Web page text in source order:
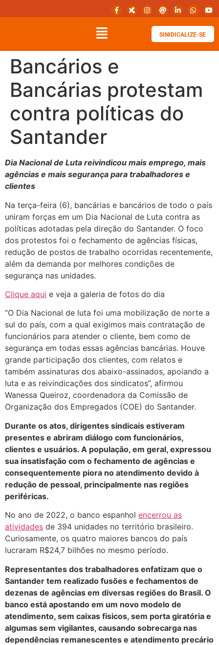
SINIDICALIZE-SE
Bancários e
Bancárias protestam
contra políticas do
Santander
Dia Nacional de Luta reivindicou mais emprego, mais
agências e mais segurança para trabalhadores e
clientes
Na terça-feira (6), bancárias e bancários de todo o país
uniram forças em um Dia Nacional de Luta contra as
políticas adotadas pela direção do Santander. O foco
dos protestos foi o fechamento de agências físicas,
redução de postos de trabalho ocorridas recentemente,
além da demanda por melhores condições de
segurança nas unidades.
Clique aqui e veja a galeria de fotos do dia
“O Dia Nacional de luta foi uma mobilização de norte a
sul do país, com a qual exigimos mais contratação de
funcionários para atender o cliente, bem como de
segurança em todas essas agências bancárias. Houve
grande participação dos clientes, com relatos e
também assinaturas dos abaixo-assinados, apoiando a
luta e as reivindicações dos sindicatos”, afirmou
Wanessa Queiroz, coordenadora da Comissão de
Organização dos Empregados (COE) do Santander.
Durante os atos, dirigentes sindicais estiveram
presentes e abriram diálogo com funcionários,
clientes e usuários. A população, em geral, expressou
sua insatisfação com o fechamento de agências e
consequentemente piora no atendimento devido à
redução de pessoal, principalmente nas regiões
periféricas.
No ano de 2022, o banco espanhol encerrou as
atividades de 394 unidades no território brasileiro.
Curiosamente, os quatro maiores bancos do país
lucraram R$24,7 bilhões no mesmo período.
Representantes dos trabalhadores enfatizam que o
Santander tem realizado fusões e fechamentos de
dezenas de agências em diversas regiões do Brasil. O
banco está apostando em um novo modelo de
atendimento, sem caixas físicos, sem porta giratória e
algumas sem vigilantes, causando sobrecarga nas
dependências remanescentes e atendimento precário